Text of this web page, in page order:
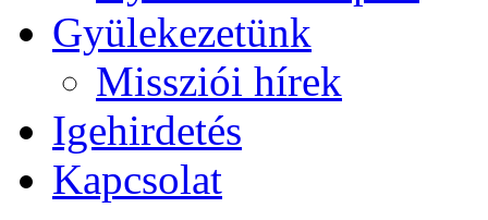
Gyülekezetünk
Missziói hírek
Igehirdetés
Kapcsolat